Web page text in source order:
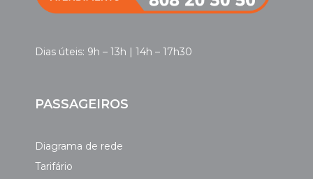
Dias úteis: 9h – 13h | 14h – 17h30
PASSAGEIROS
Diagrama de rede
Tarifário